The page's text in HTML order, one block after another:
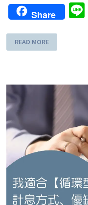
Share
READ MORE